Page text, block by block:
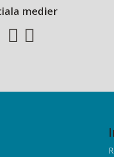
medier